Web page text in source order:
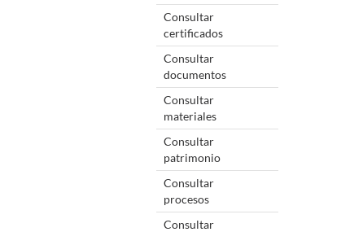
Consultar
certificados
Consultar
documentos
Consultar
materiales
Consultar
patrimonio
Consultar
procesos
Consultar